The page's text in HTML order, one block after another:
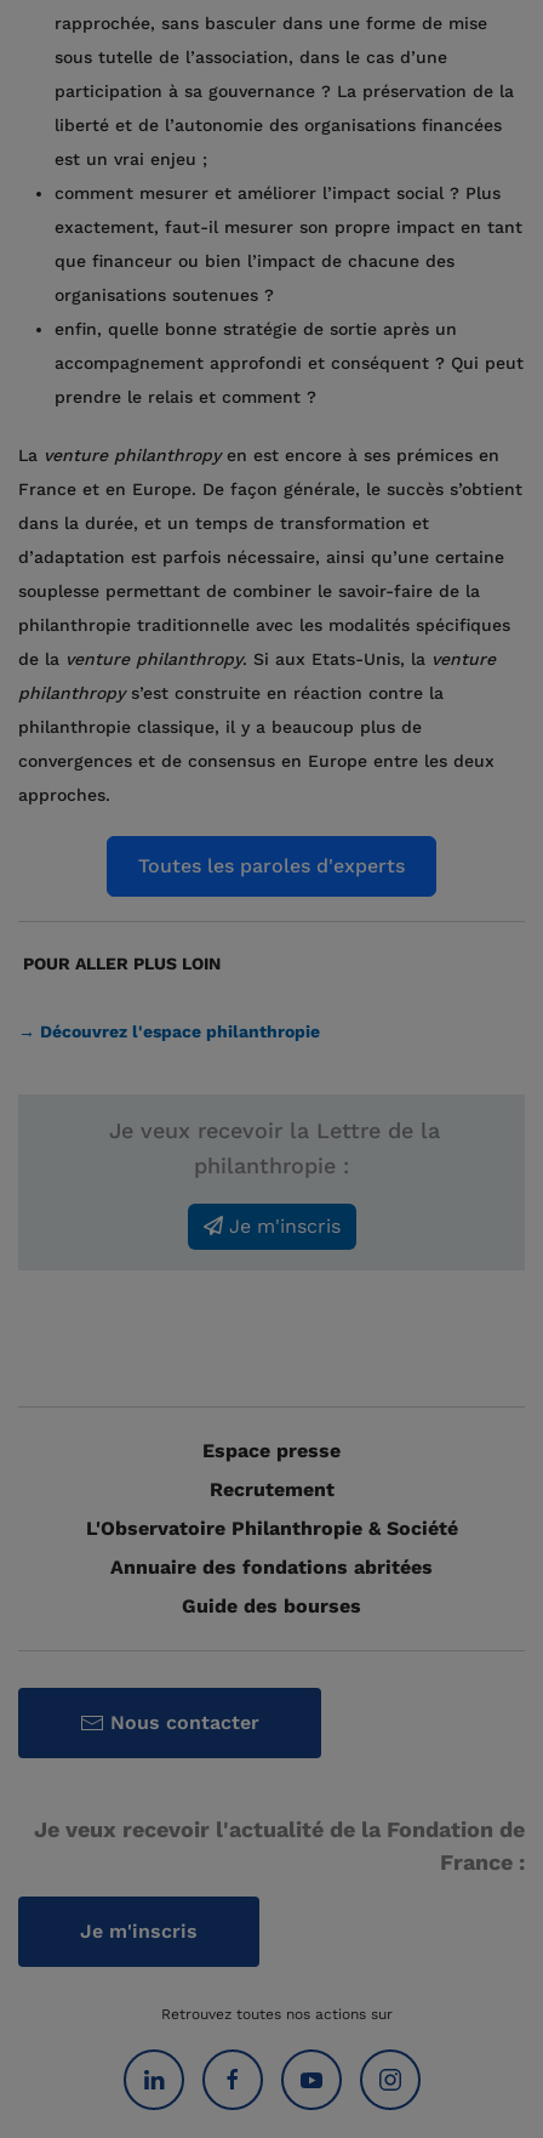
rapprochée, sans basculer dans une forme de mise
sous tutelle de l’association, dans le cas d’une
participation à sa gouvernance ? La préservation de la
liberté et de l’autonomie des organisations financées
est un vrai enjeu ;
comment mesurer et améliorer l’impact social ? Plus
exactement, faut-il mesurer son propre impact en tant
que financeur ou bien l’impact de chacune des
organisations soutenues ?
enfin, quelle bonne stratégie de sortie après un
accompagnement approfondi et conséquent ? Qui peut
prendre le relais et comment ?
La venture philanthropyen est encore à ses prémices en
France et en Europe. De façon générale, le succès s’obtient
dans la durée, et un temps de transformation et
d’adaptation est parfois nécessaire, ainsi qu’une certaine
souplesse permettant de combiner le savoir-faire de la
philanthropie traditionnelle avec les modalités spécifiques
de la venture philanthropy. Si aux Etats-Unis, la venture
philanthropys’est construite en réaction contre la
philanthropie classique, il y a beaucoup plus de
convergences et de consensus en Europe entre les deux
approches.
Toutes les paroles d'experts
POUR ALLER PLUS LOIN
→ Découvrez l'espace philanthropie
Je veux recevoir la Lettre de la
philanthropie :
Je m'inscris
Espace presse
Recrutement
L'Observatoire Philanthropie & Société
Annuaire des fondations abritées
Guide des bourses
Nous contacter
Je veux recevoir l'actualité de la Fondation de
France :
Je m'inscris
Retrouvez toutes nos actions sur